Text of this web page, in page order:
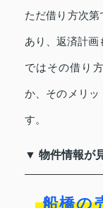
ただ借り方次
あり、返済計画
ではその借り
か、そのメリッ
す。
▼ 物件情報が
船橋の